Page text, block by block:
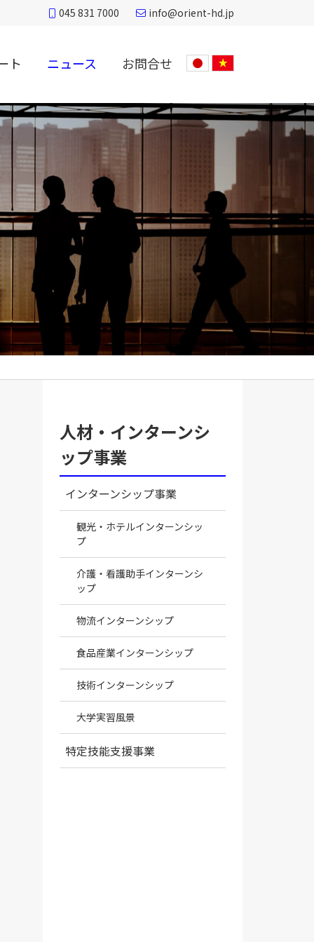
045 831 7000 info@orient-hd.jp
ト ニュース お問合せ
人材・インターンシ
ップ事業
インターンシップ事業
観光・ホテルインターンシッ
プ
介護・看護助手インターンシ
ップ
物流インターンシップ
食品産業インターンシップ
技術インターンシップ
大学実習風景
特定技能支援事業